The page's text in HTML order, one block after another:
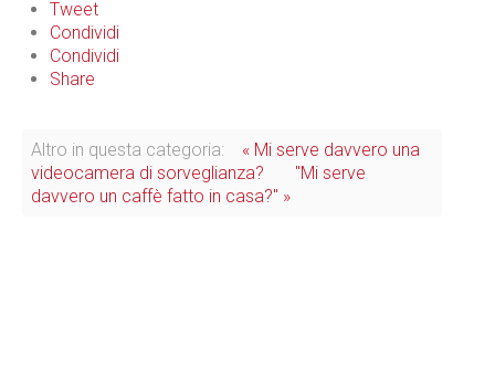
Tweet
Condividi
Condividi
Share
Altro in questa categoria:
« Mi serve davvero una
videocamera di sorveglianza?
"Mi serve
davvero un caffè fatto in casa?" »